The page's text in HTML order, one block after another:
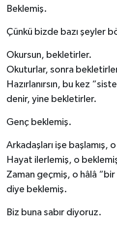
Beklemiş.
Çünkü bizde bazı şeyler
Okursun, bekletirler.
Okuturlar, sonra
Hazırlanırsın, bu kez
denir, yine bekletirler.
Genç beklemiş.
Arkadaşları işe başlamış,
Hayat ilerlemiş, o
Zaman geçmiş, o hâlâ
diye beklemiş.
Biz buna sabır diyoruz.